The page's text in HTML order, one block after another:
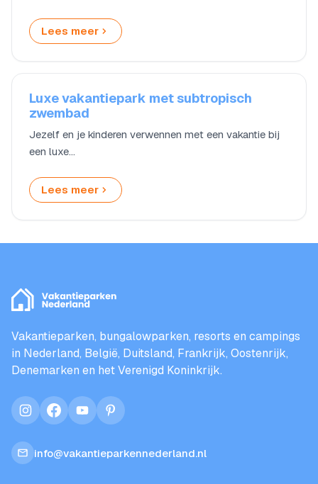
Lees meer
Luxe vakantiepark met subtropisch
zwembad
Jezelf en je kinderen verwennen met een vakantie bij
een luxe…
Lees meer
Vakantieparken, bungalowparken, resorts en campings
in Nederland, België, Duitsland, Frankrijk, Oostenrijk,
Denemarken en het Verenigd Koninkrijk.
instagramfacebookyoutubepinterest
info@vakantieparkennederland.nl